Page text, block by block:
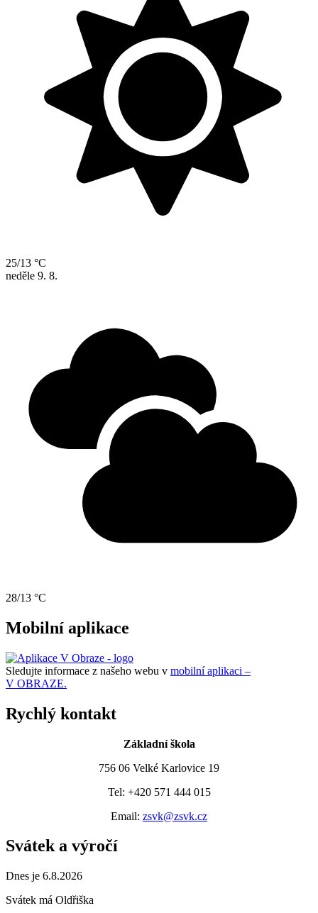
25/13 °C
neděle 9. 8.
28/13 °C
Mobilní aplikace
Sledujte informace z našeho webu v mobilní aplikaci –
V OBRAZE.
Rychlý kontakt
Základní škola
756 06 Velké Karlovice 19
Tel: +420 571 444 015
Email: zsvk@zsvk.cz
Svátek a výročí
Dnes je 6.8.2026
Svátek má Oldřiška